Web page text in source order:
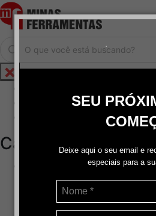
.
SEU
Deixe aqui o seu email e
especiais para a
Cadastrar / Logar
Central de Atendimento
Categorias
Disco de Corte
Disco de Corte e
Disco de Desbaste